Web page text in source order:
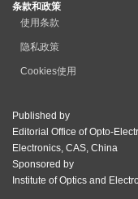
条款和政策
使用条款
隐私政策
Cookies使用
Published by
Editorial Office of Opto-
Electronics, CAS, China
Sponsored by
Institute of Optics and